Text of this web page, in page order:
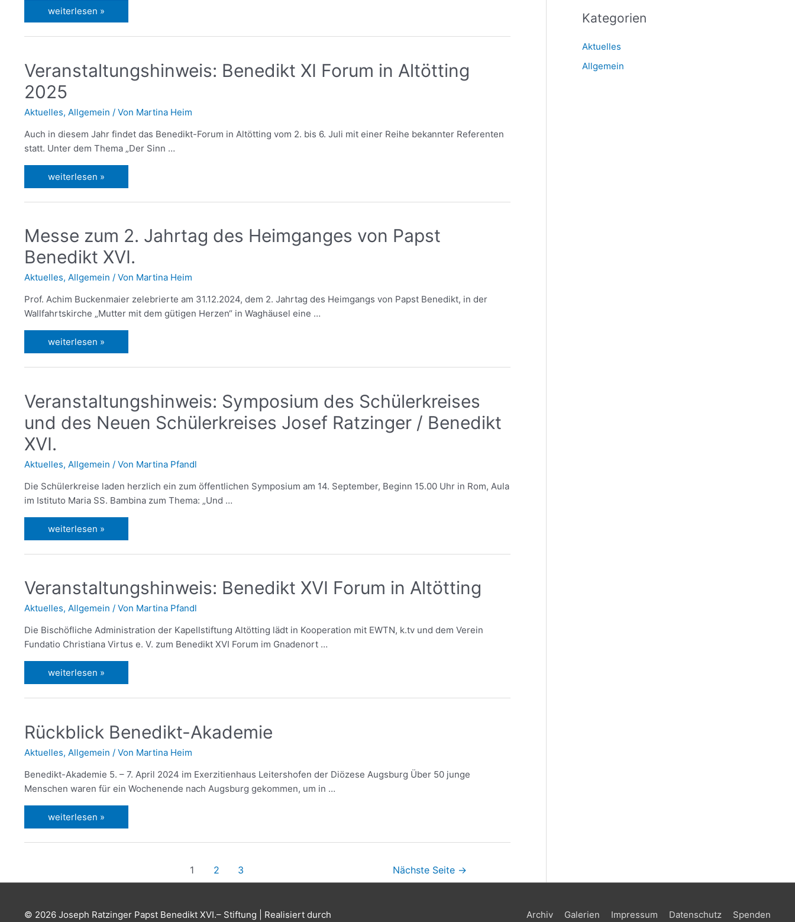
weiterlesen »
Veranstaltungshinweis: Benedikt XI Forum in Altötting
2025
Aktuelles, Allgemein / Von Martina Heim
Auch in diesem Jahr findet das Benedikt-Forum in Altötting vom 2. bis 6. Juli mit einer Reihe bekannter Referenten
statt. Unter dem Thema „Der Sinn …
weiterlesen »
Messe zum 2. Jahrtag des Heimganges von Papst
Benedikt XVI.
Aktuelles, Allgemein / Von Martina Heim
Prof. Achim Buckenmaier zelebrierte am 31.12.2024, dem 2. Jahrtag des Heimgangs von Papst Benedikt, in der
Wallfahrtskirche „Mutter mit dem gütigen Herzen“ in Waghäusel eine …
weiterlesen »
Veranstaltungshinweis: Symposium des Schülerkreises
und des Neuen Schülerkreises Josef Ratzinger / Benedikt
XVI.
Aktuelles, Allgemein / Von Martina Pfandl
Die Schülerkreise laden herzlich ein zum öffentlichen Symposium am 14. September, Beginn 15.00 Uhr in Rom, Aula
im Istituto Maria SS. Bambina zum Thema: „Und …
weiterlesen »
Veranstaltungshinweis: Benedikt XVI Forum in Altötting
Aktuelles, Allgemein / Von Martina Pfandl
Die Bischöfliche Administration der Kapellstiftung Altötting lädt in Kooperation mit EWTN, k.tv und dem Verein
Fundatio Christiana Virtus e. V. zum Benedikt XVI Forum im Gnadenort …
weiterlesen »
Rückblick Benedikt-Akademie
Aktuelles, Allgemein / Von Martina Heim
Benedikt-Akademie 5. – 7. April 2024 im Exerzitienhaus Leitershofen der Diözese Augsburg Über 50 junge
Menschen waren für ein Wochenende nach Augsburg gekommen, um in …
weiterlesen »
1 2 3 Nächste Seite →
Kategorien
Aktuelles
Allgemein
© 2026 Joseph Ratzinger Papst Benedikt XVI.– Stiftung | Realisiert durch Archiv Galerien Impressum Datenschutz Spenden